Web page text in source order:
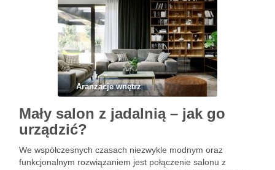
Aranżacje wnętrz
Mały salon z jadalnią – jak go
urządzić?
We współczesnych czasach niezwykle modnym oraz
funkcjonalnym rozwiązaniem jest połączenie salonu z